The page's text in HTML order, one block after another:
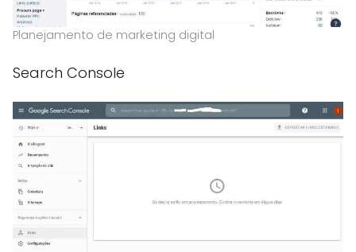
Planejamento de marketing digital
Search Console